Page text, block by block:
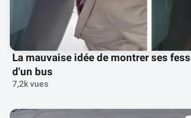
La mauvaise idée de montrer ses
d'un bus
7,2k vues